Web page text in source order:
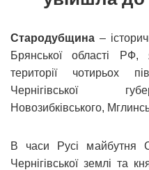
Стародубщина –
Брянської області РФ,
території чотирьох
Чернігівської
Новозибківського,
В часи Русі майбутня
Чернігівської землі та